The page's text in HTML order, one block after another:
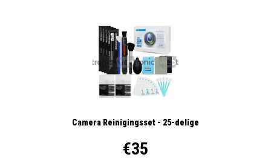
Camera Reinigingsset - 25-delige
€35